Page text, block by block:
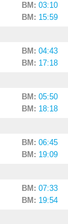
BM: 03:10
BM: 15:59
BM: 04:43
BM: 17:18
BM: 05:50
BM: 18:18
BM: 06:45
BM: 19:09
BM: 07:33
BM: 19:54